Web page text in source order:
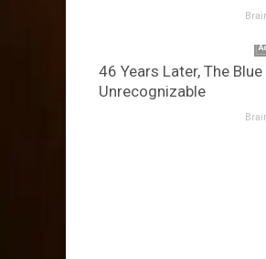
46 Years Later, The
Unrecognizable